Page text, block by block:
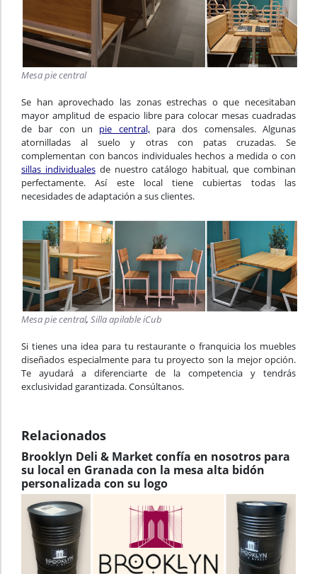
Mesa pie central
Se han aprovechado las zonas estrechas o que necesitaban
mayor amplitud de espacio libre para colocar mesas cuadradas
de bar con un pie central,para dos comensales. Algunas
atornilladas al suelo y otras con patas cruzadas. Se
complementan con bancos individuales hechos a medida o con
sillas individualesde nuestro catálogo habitual, que combinan
perfectamente. Así este local tiene cubiertas todas las
necesidades de adaptación a sus clientes.
Mesa pie central, Silla apilable iCub
Si tienes una idea para tu restaurante o franquicia los muebles
diseñados especialmente para tu proyecto son la mejor opción.
Te ayudará a diferenciarte de la competencia y tendrás
exclusividad garantizada. Consúltanos.
Relacionados
Brooklyn Deli & Market confía en nosotros para
su local en Granada con la mesa alta bidón
personalizada con su logo